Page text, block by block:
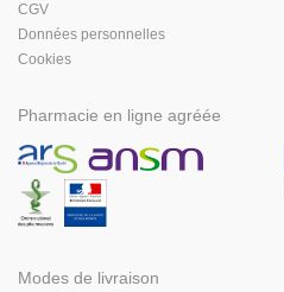
CGV
Données personnelles
Cookies
Pharmacie en ligne agréée
Modes de livraison